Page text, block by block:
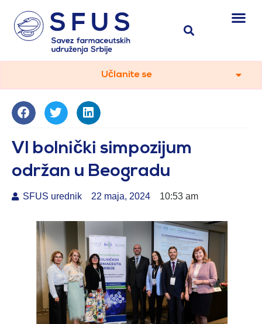
Učlanite se
VI bolnički simpozijum
održan u Beogradu
SFUS urednik 22 maja, 2024 10:53 am